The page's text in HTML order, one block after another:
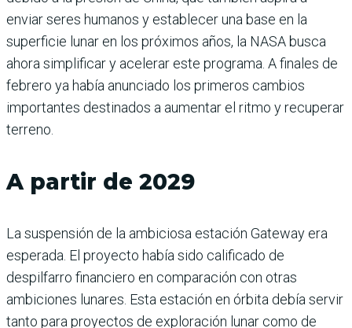
enviar seres humanos y establecer una base en la
superficie lunar en los próximos años, la NASA busca
ahora simplificar y acelerar este programa. A finales de
febrero ya había anunciado los primeros cambios
importantes destinados a aumentar el ritmo y recuperar
terreno.
A partir de 2029
La suspensión de la ambiciosa estación Gateway era
esperada. El proyecto había sido calificado de
despilfarro financiero en comparación con otras
ambiciones lunares. Esta estación en órbita debía servir
tanto para proyectos de exploración lunar como de